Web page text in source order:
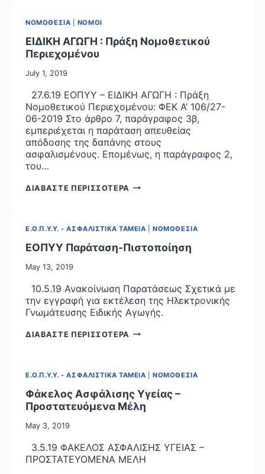
ΝΟΜΟΘΕΣΙΑ ΝΟΜΟΙ
ΕΙΔΙΚΗ ΑΓΩΓΗ : Πράξη Νομοθετικού
Περιεχομένου
July 1, 2019
27.6.19 ΕΟΠΥΥ – ΕΙΔΙΚΗ ΑΓΩΓΗ : Πράξη
Νομοθετικού Περιεχομένου: ΦΕΚ Α’ 106/27-
06-2019 Στο άρθρο 7, παράγραφος 3β,
εμπεριέχεται η παράταση απευθείας
απόδοσης της δαπάνης στους
ασφαλισμένους. Επομένως, η παράγραφος 2,
του…
ΔΙΑΒΑΣΤΕ ΠΕΡΙΣΣΟΤΕΡΑ ΕΙΔΙΚΗ
ΠΕΡΙΕΧΟΜΕΝΟΥ
Ε.Ο.Π.Υ.Υ. - ΑΣΦΑΛΙΣΤΙΚΑ ΤΑΜΕΙΑ |ΝΟΜΟΘΕΣΙΑ
ΕΟΠΥΥ Παράταση-Πιστοποίηση
May 13, 2019
10.5.19 Ανακοίνωση Παρατάσεως Σχετικά με
την εγγραφή για εκτέλεση της Ηλεκτρονικής
Γνωμάτευσης Ειδικής Αγωγής.
ΔΙΑΒΑΣΤΕ ΠΕΡΙΣΣΟΤΕΡΑ ΕΟΠΥΥ
Ε.Ο.Π.Υ.Υ. - ΑΣΦΑΛΙΣΤΙΚΑ ΤΑΜΕΙΑ |ΝΟΜΟΘΕΣΙΑ
Φάκελος Ασφάλισης Υγείας –
Προστατευόμενα Μέλη
May 3, 2019
3.5.19 ΦΑΚΕΛΟΣ ΑΣΦΑΛΙΣΗΣ ΥΓΕΙΑΣ –
ΠΡΟΣΤΑΤΕΥΟΜΕΝΑ ΜΕΛΗ